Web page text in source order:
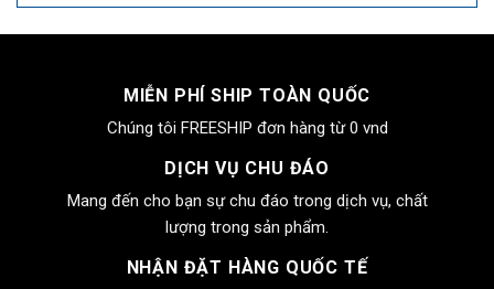
MIỄN PHÍ SHIP TOÀN QUỐC
Chúng tôi FREESHIP đơn hàng từ 0 vnd
DỊCH VỤ CHU ĐÁO
Mang đến cho bạn sự chu đáo trong dịch vụ, chất
lượng trong sản phẩm.
NHẬN ĐẶT HÀNG QUỐC TẾ